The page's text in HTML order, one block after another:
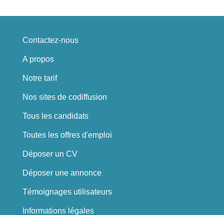
Contactez-nous
A propos
Notre tarif
Nos sites de codiffusion
Tous les candidats
Toutes les offres d'emploi
Déposer un CV
Déposer une annonce
Témoignages utilisateurs
Informations légales